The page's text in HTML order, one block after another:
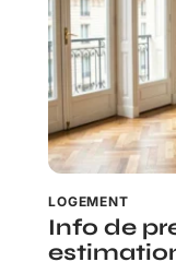
LOGEMENT
Info de